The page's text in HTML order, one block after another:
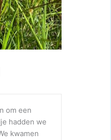
om een
hadden we
kwamen